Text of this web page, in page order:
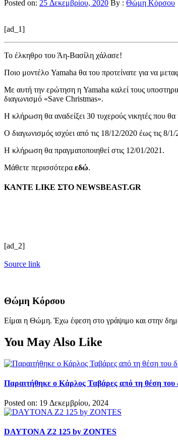
Posted on: 25 Δεκεμβρίου, 2020 By : Θώμη Κόρσου
[ad_1]
Το έλκηθρο του Άη-Βασίλη χάλασε!
Ποιο μοντέλο Yamaha θα του προτείνατε για να
Με αυτή την ερώτηση η Yamaha καλεί τους
διαγωνισμό «Save Christmas».
Η κλήρωση θα αναδείξει 30 τυχερούς νικητές που
Ο διαγωνισμός ισχύει από τις 18/12/2020 έως τις 8/1/
Η κλήρωση θα πραγματοποιηθεί στις 12/01/2021.
Μάθετε περισσότερα εδώ.
ΚΑΝΤΕ LIKE ΣΤΟ NEWSBEAST.GR
[ad_2]
Source link
Θώμη Κόρσου
Είμαι η Θώμη. Έχω έφεση στο γράψιμο και στην
You May Also Like
Παραιτήθηκε ο Κάρλος Ταβάρες από τη θέση του
Posted on: 19 Δεκεμβρίου, 2024
DAYTONA Z2 125 by ZONTES